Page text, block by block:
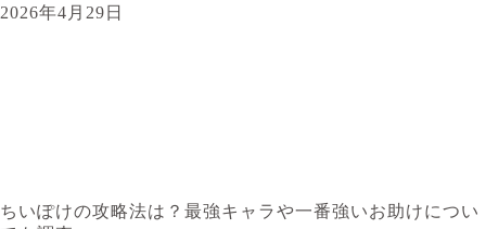
2026年4月29日
ちいぽけの攻略法は？最強キャラや一番強いお助けについ